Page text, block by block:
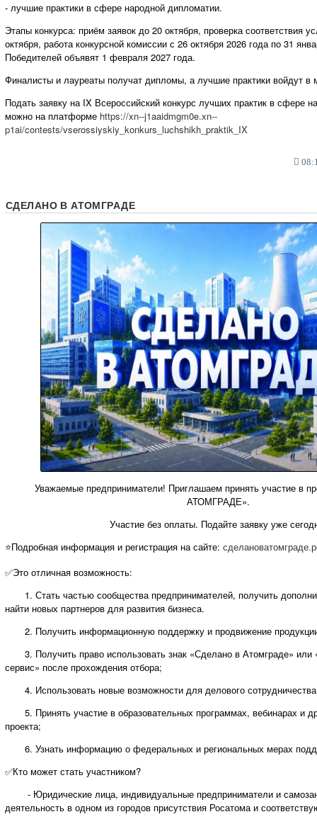
- лучшие практики в сфере народной дипломатии.
Этапы конкурса: приём заявок до 20 октября, проверка соответствия
октября, работа конкурсной комиссии с 26 октября 2026 года по 31
Победителей объявят 1 февраля 2027 года.
Финалисты и лауреаты получат дипломы, а лучшие практики войдут в
Подать заявку на IX Всероссийский конкурс лучших практик в сфере
можно на платформе https://xn--j1aaidmgm0e.xn--
p1ai/contests/vserossiyskiy_konkurs_luchshikh_praktik_IX
СДЕЛАНО В АТОМГРАДЕ
Уважаемые предприниматели! Приглашаем принять участие в
АТОМГРАДЕ».
Участие без оплаты. Подайте заявку уже
⭐Подробная информация и регистрация на сайте:
✅Это отличная возможность:
1. Стать частью сообщества предпринимателей, получить
найти новых партнеров для развития бизнеса.
2. Получить информационную поддержку и продвижение
3. Получить право использовать знак «Сделано в Атомграде» или
сервис» после прохождения отбора;
4. Использовать новые возможности для делового сотрудничества
5. Принять участие в образовательных программах, вебинарах и
проекта;
6. Узнать информацию о федеральных и региональных мерах
✅Кто может стать участником?
- Юридические лица, индивидуальные предприниматели и
деятельность в одном из городов присутствия Росатома и